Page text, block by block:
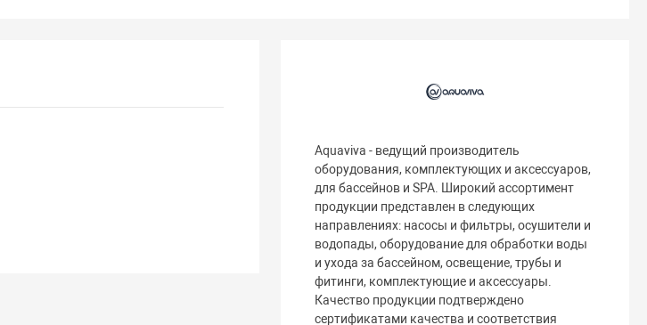
Aquaviva - ведущий производитель
оборудования, комплектующих и аксессуаров,
для бассейнов и SPA. Широкий ассортимент
продукции представлен в следующих
направлениях: насосы и фильтры, осушители и
водопады, оборудование для обработки воды
и ухода за бассейном, освещение, трубы и
фитинги, комплектующие и аксессуары.
Качество продукции подтверждено
сертификатами качества и соответствия